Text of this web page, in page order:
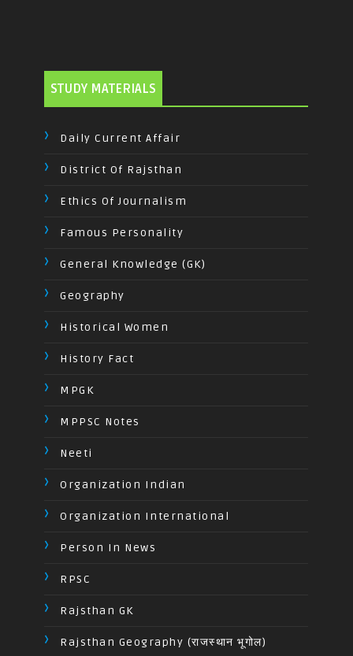
STUDY MATERIALS
Daily Current Affair
District Of Rajsthan
Ethics Of Journalism
Famous Personality
General Knowledge (GK)
Geography
Historical Women
History Fact
MPGK
MPPSC Notes
Neeti
Organization Indian
Organization International
Person In News
RPSC
Rajsthan GK
Rajsthan Geography (राजस्थान भूगोल)